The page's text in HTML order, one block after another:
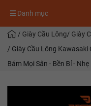
Danh mục
/ Giày Cầu Lông/ Giày
/ Giày Cầu Lông Kawasaki
Bám Mọi Sân - Bền Bỉ -